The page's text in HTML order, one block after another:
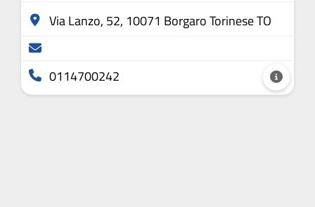
Via Lanzo, 52, 10071 Borgaro Torinese TO
0114700242